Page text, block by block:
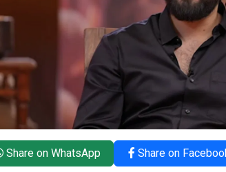
Share on WhatsApp Share on